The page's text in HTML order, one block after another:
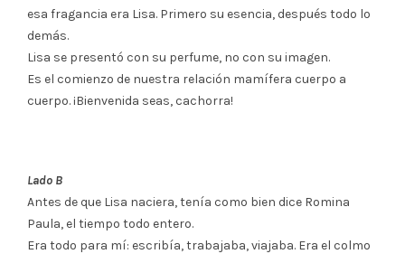
esa fragancia era Lisa. Primero su esencia, después todo lo
demás.
Lisa se presentó con su perfume, no con su imagen.
Es el comienzo de nuestra relación mamífera cuerpo a
cuerpo. ¡Bienvenida seas, cachorra!
Lado B
Antes de que Lisa naciera, tenía como bien dice Romina
Paula, el tiempo todo entero.
Era todo para mí: escribía, trabajaba, viajaba. Era el colmo